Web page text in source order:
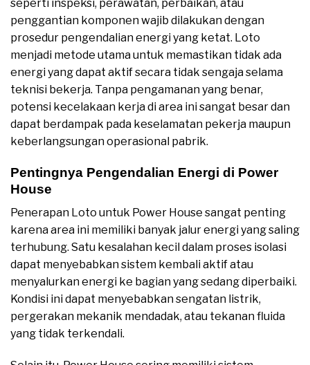
seperti inspeksi, perawatan, perbaikan, atau
penggantian komponen wajib dilakukan dengan
prosedur pengendalian energi yang ketat. Loto
menjadi metode utama untuk memastikan tidak ada
energi yang dapat aktif secara tidak sengaja selama
teknisi bekerja. Tanpa pengamanan yang benar,
potensi kecelakaan kerja di area ini sangat besar dan
dapat berdampak pada keselamatan pekerja maupun
keberlangsungan operasional pabrik.
Pentingnya Pengendalian Energi di Power
House
Penerapan Loto untuk Power House sangat penting
karena area ini memiliki banyak jalur energi yang saling
terhubung. Satu kesalahan kecil dalam proses isolasi
dapat menyebabkan sistem kembali aktif atau
menyalurkan energi ke bagian yang sedang diperbaiki.
Kondisi ini dapat menyebabkan sengatan listrik,
pergerakan mekanik mendadak, atau tekanan fluida
yang tidak terkendali.